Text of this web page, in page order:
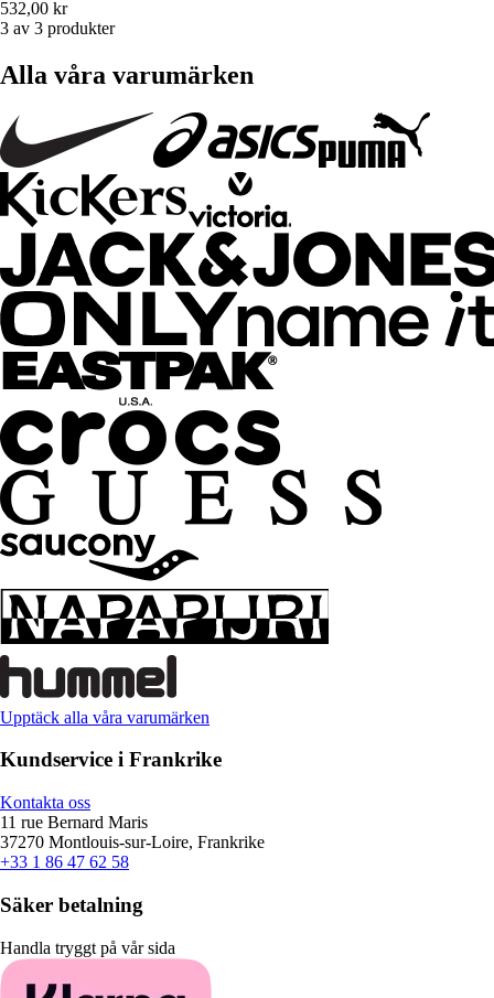
532,00 kr
3 av 3 produkter
Alla våra varumärken
Upptäck alla våra varumärken
Kundservice i Frankrike
Kontakta oss
11 rue Bernard Maris
37270 Montlouis-sur-Loire, Frankrike
+33 1 86 47 62 58
Säker betalning
Handla tryggt på vår sida